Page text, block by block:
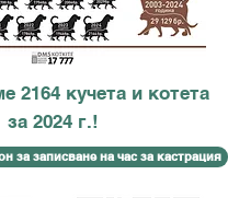
2164 кучета и котета
за 2024 г.!
за записване на час за кастрация